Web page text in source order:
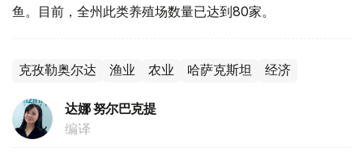
鱼。目前，全州此类养殖场数量已达到80家。
克孜勒奥尔达 渔业 农业 哈萨克斯坦 经济
达娜 努尔巴克提
编译